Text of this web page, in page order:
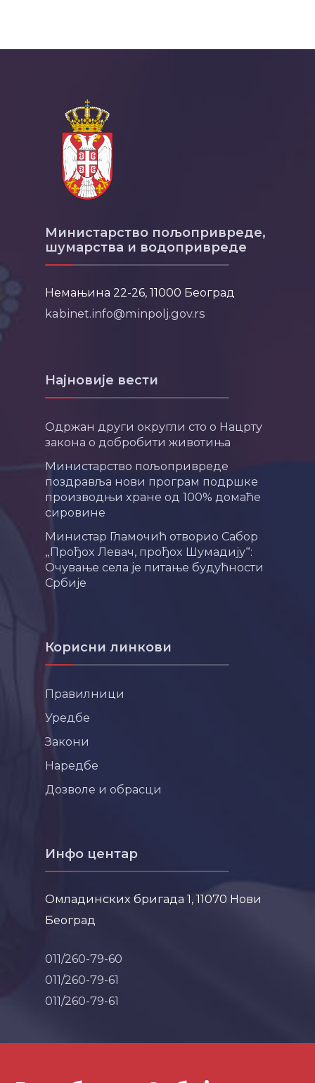
Министарство пољопривреде,
шумарства и водопривреде
Немањина 22-26, 11000 Београд
kabinet.info@minpolj.gov.rs
Најновије вести
Одржан други округли сто о Нацрту
закона о добробити животиња
Министарство пољопривреде
поздравља нови програм подршке
производњи хране од 100% домаће
сировине
Министар Гламочић отворио Сабор
„Прођох Левач, прођох Шумадију“:
Очување села је питање будућности
Србије
Корисни линкови
Правилници
Уредбе
Закони
Наредбе
Дозволе и обрасци
Инфо центар
Омладинских бригада 1, 11070 Нови
Београд
011/260-79-60
011/260-79-61
011/260-79-61